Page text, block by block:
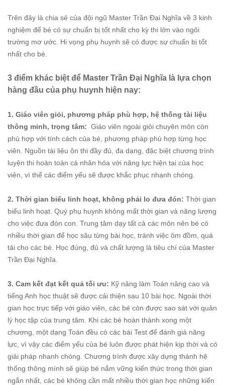
Trên đây là chia sẻ của đội ngũ Master Trần Đại Nghĩa về 3 kinh
nghiệm để bé có sự chuẩn bị tốt nhất cho kỳ thi lớn vào ngôi
trường mơ ước. Hi vọng phụ huynh sẽ có được sự chuẩn bị tốt
nhất cho bé.
3 điểm khác biệt để Master Trần Đại Nghĩa là lựa chọn
hàng đầu của phụ huynh hiện nay:
1. Giáo viên giỏi, phương pháp phù hợp, hệ thống tài liệu
thông minh, trọng tâm: Giáo viên ngoài giỏi chuyên môn còn
phù hợp với tính cách của bé, phương pháp phù hợp từng học
viên. Nguồn tài liệu ôn thi đầy đủ, đa dạng, đặc biệt chương trình
luyện thi hoàn toàn cá nhân hóa với năng lực hiện tại của học
viên, vì thế các điểm yếu sẽ được khắc phục nhanh chóng.
2. Thời gian biểu linh hoạt, không phải lo đưa đón: Thời gian
biểu linh hoạt. Quý phụ huynh không mất thời gian và năng lượng
cho việc đưa đón con. Trung tâm dạy tất cả các môn nên bé có
nhiều thời gian để học sâu từng bài học, tránh việc ôm đồm, quá
tải cho các bé. Học đúng, đủ và chất lượng là tiêu chí của Master
Trần Đại Nghĩa.
3. Cam kết đạt kết quả tối ưu: Kỹ năng làm Toán nâng cao và
tiếng Anh học thuật sẽ được cải thiện sau 10 bài học. Ngoài thời
gian học trực tiếp với giáo viên, các bé còn được sao sát với quản
lý học tập của trung tâm. Khi các bé hoàn thành xong một
chương, một dạng Toán đều có các bài Test để đánh giá năng
lực, vì vậy các điểm yếu của bé luôn được phát hiện kịp thời và có
giải pháp nhanh chóng. Chương trình được xây dựng thành hệ
thống thông mình sẽ giúp bé nắm vững kiến thức trong thời gian
ngắn nhất, các bé không cần mất nhiều thời gian học những kiến